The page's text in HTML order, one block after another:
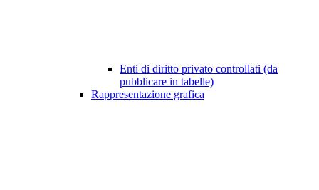
Enti di diritto privato controllati (da
pubblicare in tabelle)
Rappresentazione grafica